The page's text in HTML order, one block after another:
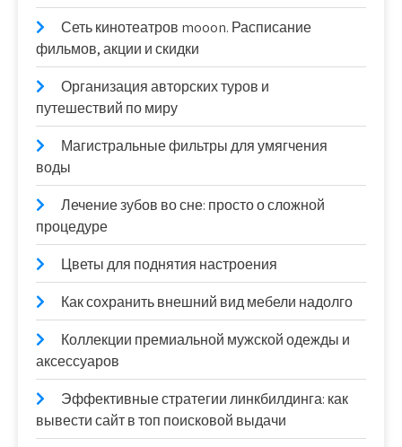
Сеть кинотеатров mooon. Расписание
фильмов, акции и скидки
Организация авторских туров и
путешествий по миру
Магистральные фильтры для умягчения
воды
Лечение зубов во сне: просто о сложной
процедуре
Цветы для поднятия настроения
Как сохранить внешний вид мебели надолго
Коллекции премиальной мужской одежды и
аксессуаров
Эффективные стратегии линкбилдинга: как
вывести сайт в топ поисковой выдачи